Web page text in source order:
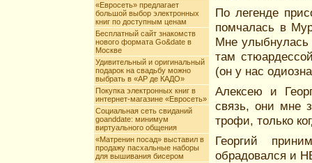
«Евросеть» предлагает
большой выбор электронных
книг по доступным ценам
Бесплатный сайт знакомств
нового формата Go&date в
Москве
Удивительный и оригинальный
подарок на свадьбу можно
выбрать в «АР де КАДО»
Покупка электронных книг в
интернет-магазине «Евросеть»
Социальная сеть свиданий
goanddate: минимум
виртуального общения
«Матренин посад» выставил в
продажу пасхальные наборы
для вышивания бисером
По легенде
помчалась в
Мне улыбнулась
там
(он у нас
Алексею и
связь, они мне
трофи, только
Георгий
обрадовался и